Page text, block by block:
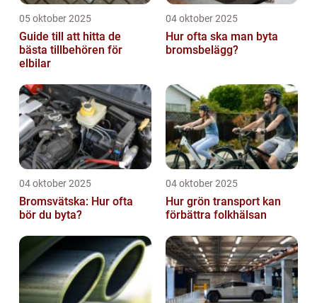
05 oktober 2025
Guide till att hitta de
bästa tillbehören för
elbilar
04 oktober 2025
Hur ofta ska man byta
bromsbelägg?
04 oktober 2025
Bromsvätska: Hur ofta
bör du byta?
04 oktober 2025
Hur grön transport kan
förbättra folkhälsan